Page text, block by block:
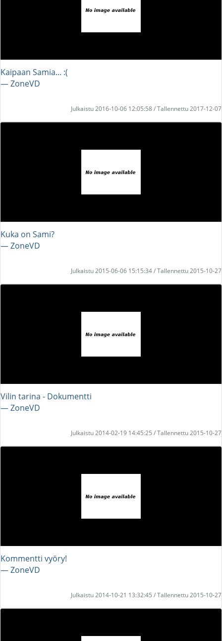
Kaipaan Samia... :(
― ZoneVD
Julkaistu 2016-10-06 12:05:58 / Tallennettu 2017-12-07
Kuka on Sami?
― ZoneVD
Julkaistu 2015-06-06 15:15:34 / Tallennettu 2015-10-27
Vilin tarina - Dokumentti
― ZoneVD
Julkaistu 2014-02-19 14:45:25 / Tallennettu 2015-10-27
Kommentti vyöry!
― ZoneVD
Julkaistu 2014-10-21 13:32:45 / Tallennettu 2015-10-27